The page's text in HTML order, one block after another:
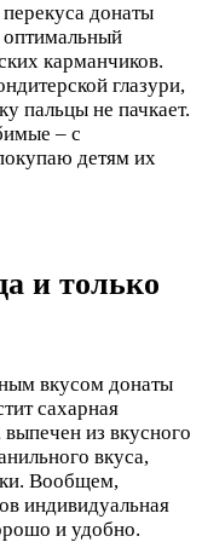
донаты
карманчиков.
глазури,
пальцы не пачкает.
– с
детям их
и только
вкусом донаты
сахарная
из вкусного
вкуса,
Вообщем,
индивидуальная
и удобно.